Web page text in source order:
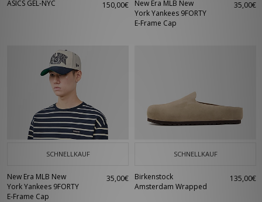
ASICS GEL-NYC 150,00€
New Era MLB New
York Yankees 9FORTY
E-Frame Cap
35,00€
SCHNELLKAUF
New Era MLB New
York Yankees 9FORTY
E-Frame Cap
35,00€
SCHNELLKAUF
Birkenstock
Amsterdam Wrapped
135,00€